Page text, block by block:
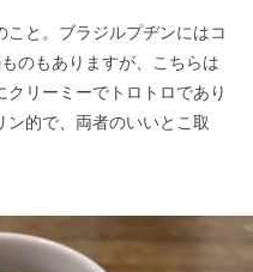
と。ブラジルプヂンにはコ
のもありますが、こちらは
リーミーでトロトロであり
的で、両者のいいとこ取